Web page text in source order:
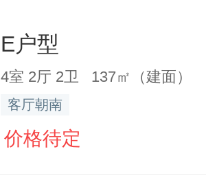
E户型
4室 2厅 2卫 137㎡（建面）
客厅朝南
价格待定